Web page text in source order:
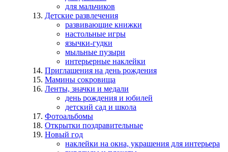
для мальчиков
Детские развлечения
развивающие книжки
настольные игры
язычки-гудки
мыльные пузыри
интерьерные наклейки
Приглашения на день рождения
Мамины сокровища
Ленты, значки и медали
день рождения и юбилей
детский сад и школа
Фотоальбомы
Открытки поздравительные
Новый год
наклейки на окна, украшения для интерьера